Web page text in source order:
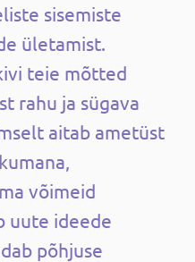
sisemiste
ületamist.
teie mõtted
rahu ja sügava
aitab ametüst
võimeid
uute ideede
põhjuse